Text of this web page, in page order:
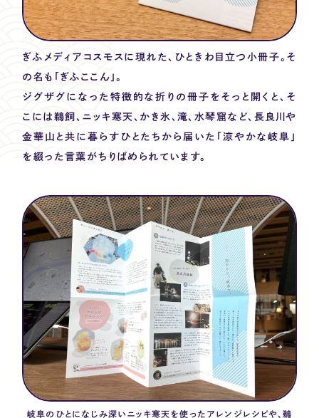
ぎふメディアコスモスに現れた、ひときわ目立つ小冊子。そ
の名も「ぎふここん」。
ジグザグになった特徴的な折りの冊子をそっと開くと、そ
こには鵜飼、ニッキ寒天、かき氷、滝、水琴窟など、長良川や
金華山と共に暮らすひとたちから届いた「涼やかな岐阜」
を綴った言葉がちりばめられています。
岐阜のひとになじみ深いニッキ寒天を使ったアレンジレシピや、鵜